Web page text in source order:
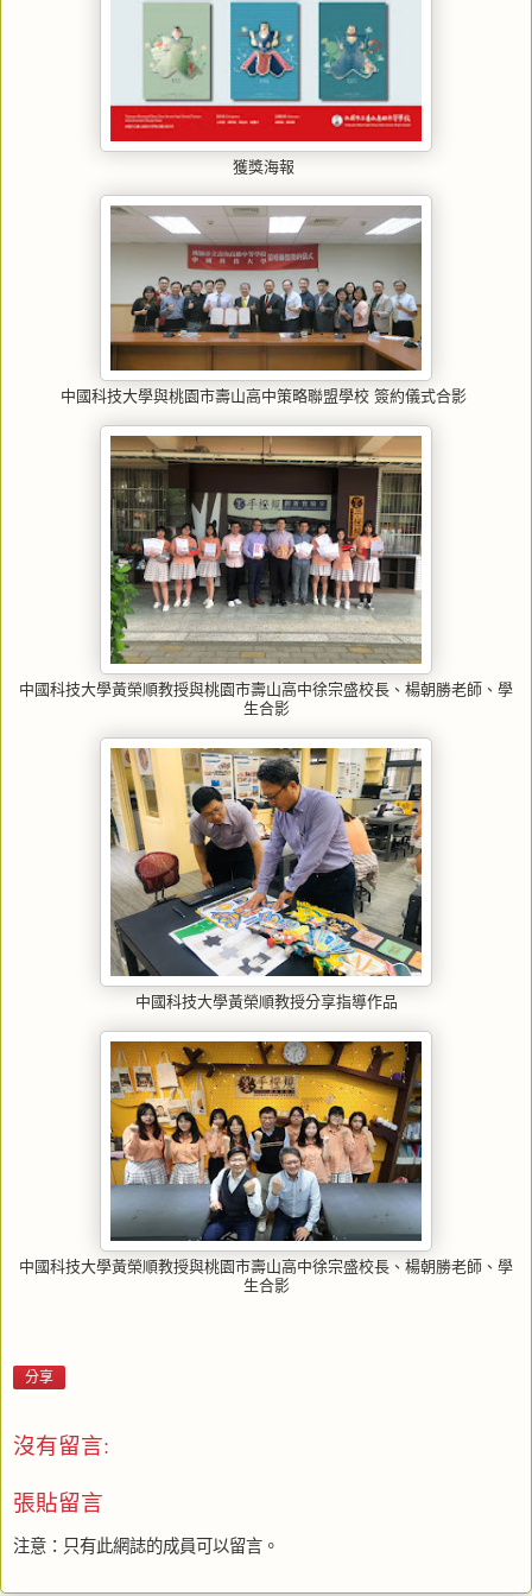
獲獎海報
中國科技大學與桃園市壽山高中策略聯盟學校 簽約儀式合影
中國科技大學黃榮順教授與桃園市壽山高中徐宗盛校長、楊朝勝老師、學
生合影
中國科技大學黃榮順教授分享指導作品
中國科技大學黃榮順教授與桃園市壽山高中徐宗盛校長、楊朝勝老師、學
生合影
分享
沒有留言:
張貼留言
注意：只有此網誌的成員可以留言。